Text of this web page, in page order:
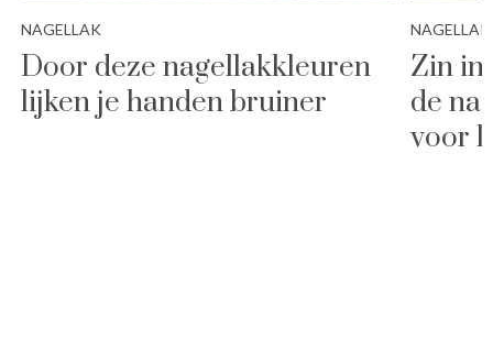
NAGELLAK
Door deze nagellakkleuren
lijken je handen bruiner
NAGELLAK
Zin in
de
voor